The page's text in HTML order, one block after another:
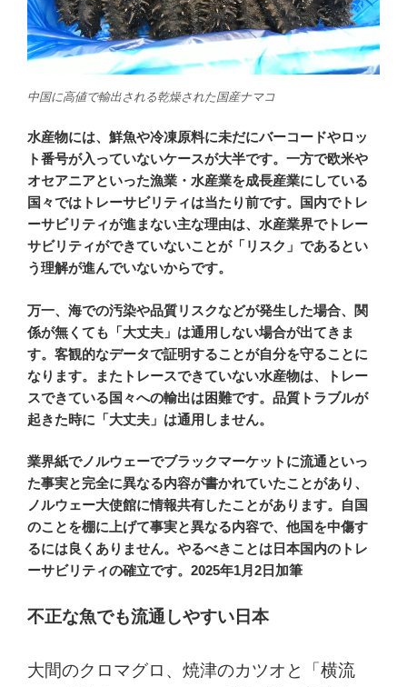
中国に高値で輸出される乾燥された国産ナマコ
水産物には、鮮魚や冷凍原料に未だにバーコードやロッ
ト番号が入っていないケースが大半です。一方で欧米や
オセアニアといった漁業・水産業を成長産業にしている
国々ではトレーサビリティは当たり前です。国内でトレ
ーサビリティが進まない主な理由は、水産業界でトレー
サビリティができていないことが「リスク」であるとい
う理解が進んでいないからです。
万一、海での汚染や品質リスクなどが発生した場合、関
係が無くても「大丈夫」は通用しない場合が出てきま
す。客観的なデータで証明することが自分を守ることに
なります。またトレースできていない水産物は、トレー
スできている国々への輸出は困難です。品質トラブルが
起きた時に「大丈夫」は通用しません。
業界紙でノルウェーでブラックマーケットに流通といっ
た事実と完全に異なる内容が書かれていたことがあり、
ノルウェー大使館に情報共有したことがあります。自国
のことを棚に上げて事実と異なる内容で、他国を中傷す
るには良くありません。やるべきことは日本国内のトレ
ーサビリティの確立です。2025年1月2日加筆
不正な魚でも流通しやすい日本
大間のクロマグロ、焼津のカツオと「横流